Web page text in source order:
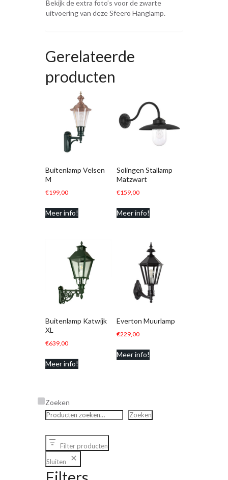
Bekijk de extra foto’s voor de zwarte
uitvoering van deze Sfeero Hanglamp.
Gerelateerde
producten
Buitenlamp Velsen
M
€199,00
Meer info!
Solingen Stallamp
Matzwart
€159,00
Meer info!
Buitenlamp Katwijk
XL
€639,00
Meer info!
Everton Muurlamp
€229,00
Meer info!
Zoeken
Zoeken
Filter producten
Sluiten